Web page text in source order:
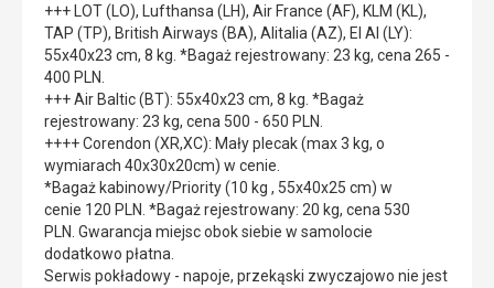
+++ LOT (LO), Lufthansa (LH), Air France (AF), KLM (KL),
TAP (TP), British Airways (BA), Alitalia (AZ), El Al (LY):
55x40x23 cm, 8 kg. *Bagaż rejestrowany: 23 kg, cena 265 -
400 PLN.
+++ Air Baltic (BT): 55x40x23 cm, 8 kg. *Bagaż
rejestrowany: 23 kg, cena 500 - 650 PLN.
++++ Corendon (XR,XC): Mały plecak (max 3 kg, o
wymiarach 40x30x20cm) w cenie.
*Bagaż kabinowy/Priority (10 kg , 55x40x25 cm) w
cenie 120 PLN. *Bagaż rejestrowany: 20 kg, cena 530
PLN. Gwarancja miejsc obok siebie w samolocie
dodatkowo płatna.
Serwis pokładowy - napoje, przekąski zwyczajowo nie jest